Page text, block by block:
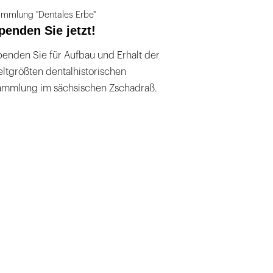
"Dentales Erbe"
Sie jetzt!
Sie für Aufbau und Erhalt der
dentalhistorischen
im sächsischen Zschadraß.